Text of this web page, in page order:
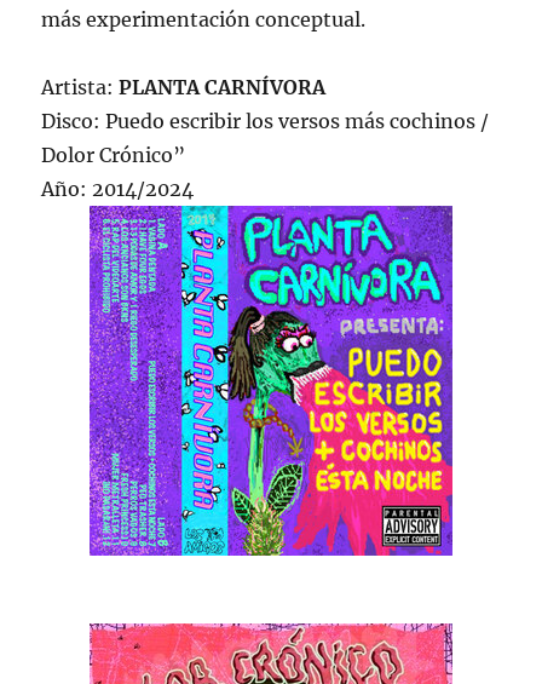
más experimentación conceptual.
Artista:PLANTA CARNÍVORA
Disco: Puedo escribir los versos más cochinos /
Dolor Crónico”
Año: 2014/2024